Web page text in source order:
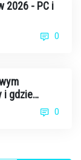
2026 - PC i
0
i gdzie
0